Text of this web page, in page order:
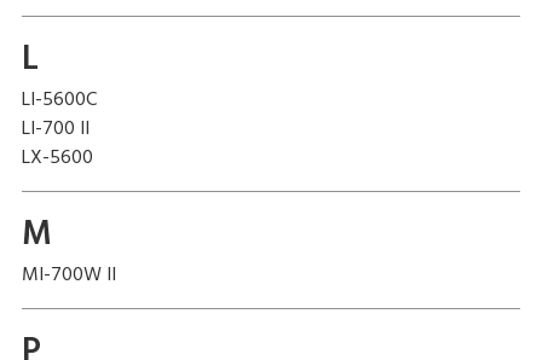
L
LI-5600C
LI-700 II
LX-5600
M
MI-700W II